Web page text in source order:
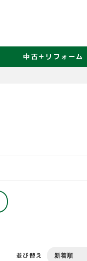
中古＋リフォーム
並び替え